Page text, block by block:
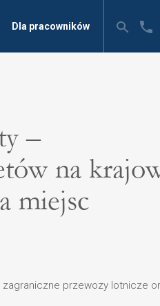
Dla pracowników
–
na
miejsc
przewozy lotnicze